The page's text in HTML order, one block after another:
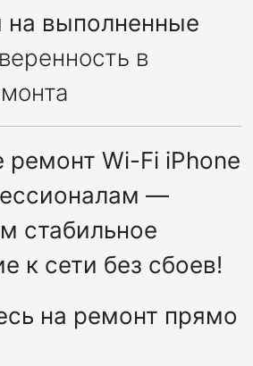
на выполненные
в
ремонт Wi-Fi iPhone
—
стабильное
к сети без сбоев!
на ремонт прямо